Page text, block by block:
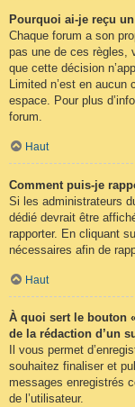
Pourquoi ai-je reçu
Chaque forum a son
pas une de ces règles,
que cette décision
Limited n’est en
espace. Pour plus
forum.
Haut
Comment puis-je
Si les administrateurs
dédié devrait être
rapporter. En cliquant
nécessaires afin de
Haut
À quoi sert le bouton
de la rédaction d’un
Il vous permet
souhaitez finaliser et
messages enregistrés
de l’utilisateur.